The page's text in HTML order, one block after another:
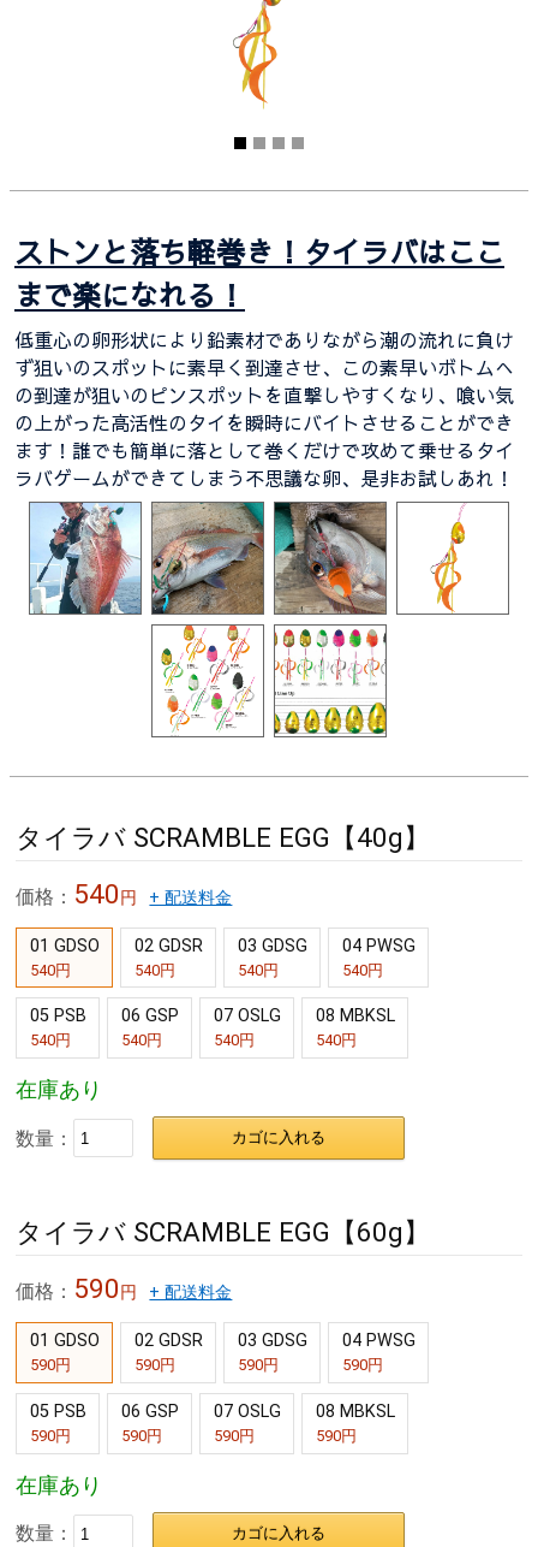
ストンと落ち軽巻き！タイラバはここ
まで楽になれる！
低重心の卵形状により鉛素材でありながら潮の流れに負け
ず狙いのスポットに素早く到達させ、この素早いボトムへ
の到達が狙いのピンスポットを直撃しやすくなり、喰い気
の上がった高活性のタイを瞬時にバイトさせることができ
ます！誰でも簡単に落として巻くだけで攻めて乗せるタイ
ラバゲームができてしまう不思議な卵、是非お試しあれ！
タイラバ SCRAMBLE EGG【40g】
価格： 540円 + 配送料金
01 GDSO
540円
02 GDSR
540円
03 GDSG
540円
04 PWSG
540円
05 PSB
540円
06 GSP
540円
07 OSLG
540円
08 MBKSL
540円
在庫あり
数量： カゴに入れる
タイラバ SCRAMBLE EGG【60g】
価格： 590円 + 配送料金
01 GDSO
590円
02 GDSR
590円
03 GDSG
590円
04 PWSG
590円
05 PSB
590円
06 GSP
590円
07 OSLG
590円
08 MBKSL
590円
在庫あり
数量： カゴに入れる